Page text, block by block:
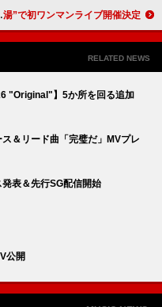
モナキ、兄貴分グループ純烈の主戦場“スーパー銭湯”で初ワンマンライブ開催決定
RELATED NEWS
"Original"】5か所を回る追加
＆リード曲「完璧だ」MVプレ
表＆先行SG配信開始
公開